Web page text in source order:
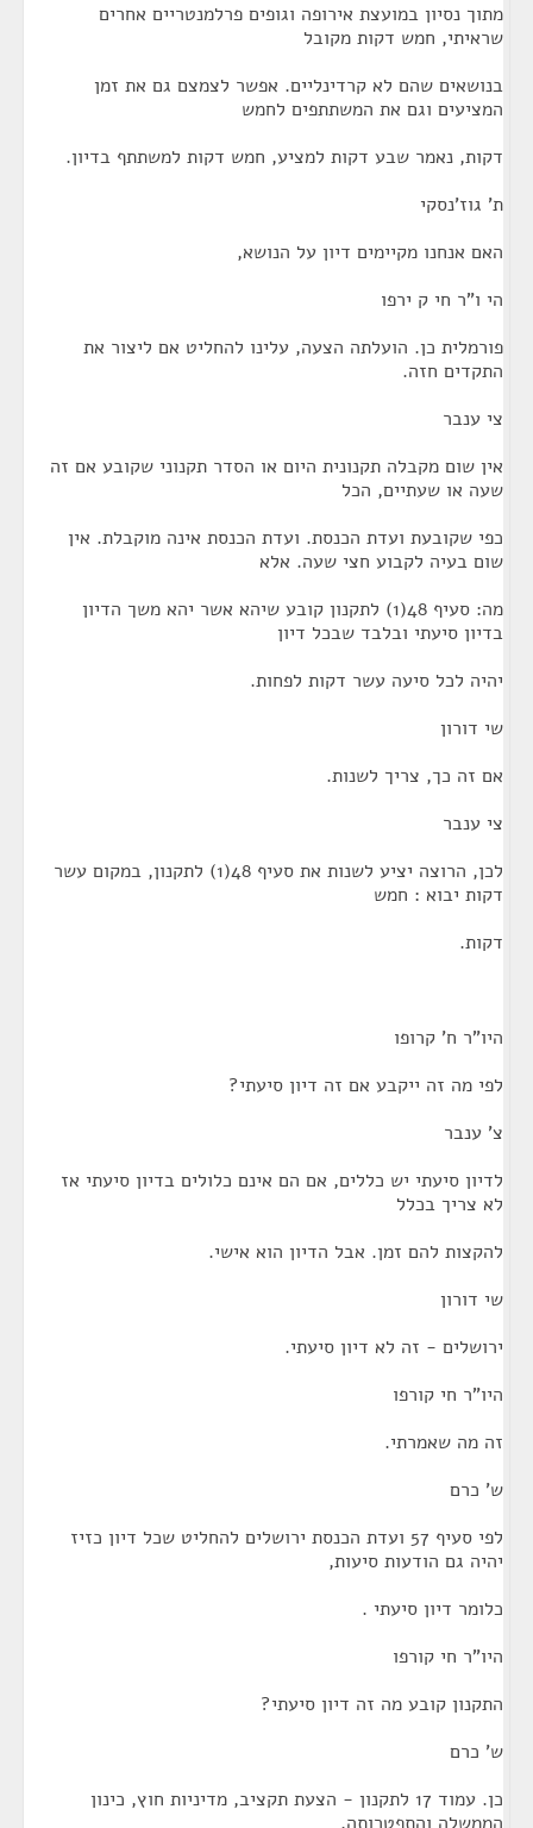
מתוך נסיון במועצת אירופה וגופים פרלמנטריים אחרים
שראיתי, חמש דקות מקובל
בנושאים שהם לא קרדינליים. אפשר לצמצם גם את זמן
המציעים וגם את המשתתפים לחמש
דקות, נאמר שבע דקות למציע, חמש דקות למשתתף בדיון.
ת' גוז'נסקי
האם אנחנו מקיימים דיון על הנושא,
הי ו"ר חי ק ירפו
פורמלית כן. הועלתה הצעה, עלינו להחליט אם ליצור את
התקדים חזה.
צי ענבר
אין שום מקבלה תקנונית היום או הסדר תקנוני שקובע אם זה
שעה או שעתיים, הכל
כפי שקובעת ועדת הכנסת. ועדת הכנסת אינה מוקבלת. אין
שום בעיה לקבוע חצי שעה. אלא
מה: סעיף 48(1) לתקנון קובע שיהא אשר יהא משך הדיון
בדיון סיעתי ובלבד שבכל דיון
יהיה לכל סיעה עשר דקות לפחות.
שי דורון
אם זה כך, צריך לשנות.
צי ענבר
לכן, הרוצה יציע לשנות את סעיף 48(1) לתקנון, במקום עשר
דקות יבוא : חמש
דקות.
היו"ר ח' קרופו
לפי מה זה ייקבע אם זה דיון סיעתי?
צ' ענבר
לדיון סיעתי יש כללים, אם הם אינם כלולים בדיון סיעתי אז
לא צריך בכלל
להקצות להם זמן. אבל הדיון הוא אישי.
שי דורון
ירושלים - זה לא דיון סיעתי.
היו"ר חי קורפו
זה מה שאמרתי.
ש' כרם
לפי סעיף 57 ועדת הכנסת ירושלים להחליט שכל דיון כזיז
יהיה גם הודעות סיעות,
כלומר דיון סיעתי .
היו"ר חי קורפו
התקנון קובע מה זה דיון סיעתי?
ש' כרם
כן. עמוד 17 לתקנון - הצעת תקציב, מדיניות חוץ, כינון